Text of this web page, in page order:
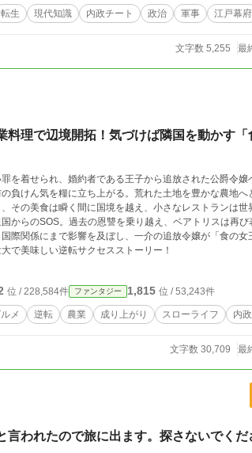
し、 黒船にも、
で、あと二十七年。 歴史改変は、五歳の徳川慶喜から始まる。
転生 現代知識 内政チート 政治 軍事 江戸幕府
文字数 5,255 最
料理で辺境開拓！気づけば隣国を動かす
を着せられ、婚約者である王子から追放された公爵令
負けん気を糧に立ち上がる。荒れた土地を豊かな農地
その美食は瞬く間に国境を越え、小さなレストランは
からのSOS。過去の恩讐を乗り越え、ベアトリスは再び
際関係にまで影響を及ぼし、一介の追放令嬢が「食の
で美味しい逆転サクセスストーリー！
位 / 228,584件 ファンタジー 1,815 位 / 53,243件
メ 逆転 農業 成り上がり スローライフ 内
文字数 30,709 最
われたので旅に出ます。探さないでくだ